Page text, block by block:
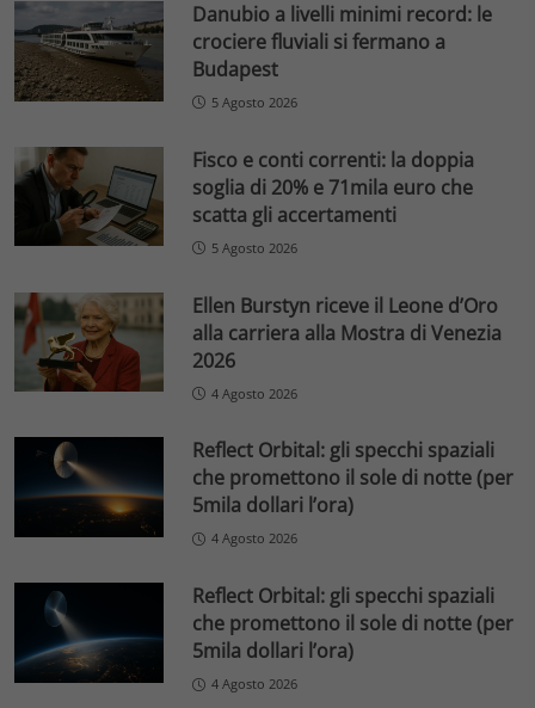
Danubio a livelli minimi record: le
crociere fluviali si fermano a
Budapest
5 Agosto 2026
Fisco e conti correnti: la doppia
soglia di 20% e 71mila euro che
scatta gli accertamenti
5 Agosto 2026
Ellen Burstyn riceve il Leone d’Oro
alla carriera alla Mostra di Venezia
2026
4 Agosto 2026
Reflect Orbital: gli specchi spaziali
che promettono il sole di notte (per
5mila dollari l’ora)
4 Agosto 2026
Reflect Orbital: gli specchi spaziali
che promettono il sole di notte (per
5mila dollari l’ora)
4 Agosto 2026